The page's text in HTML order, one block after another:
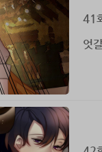
41
엇